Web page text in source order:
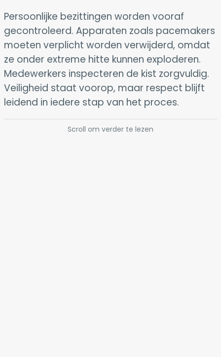
Persoonlijke bezittingen worden vooraf
gecontroleerd. Apparaten zoals pacemakers
moeten verplicht worden verwijderd, omdat
ze onder extreme hitte kunnen exploderen.
Medewerkers inspecteren de kist zorgvuldig.
Veiligheid staat voorop, maar respect blijft
leidend in iedere stap van het proces.
Scroll om verder te lezen